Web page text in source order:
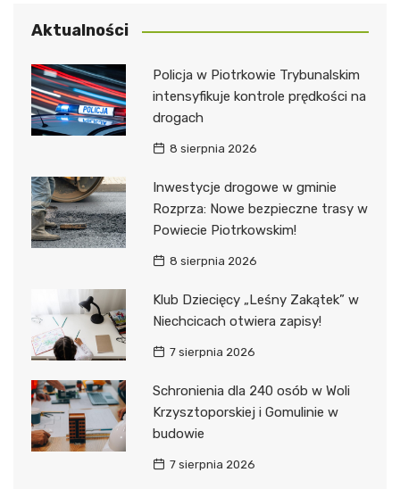
Aktualności
Policja w Piotrkowie Trybunalskim
intensyfikuje kontrole prędkości na
drogach
8 sierpnia 2026
Inwestycje drogowe w gminie
Rozprza: Nowe bezpieczne trasy w
Powiecie Piotrkowskim!
8 sierpnia 2026
Klub Dziecięcy „Leśny Zakątek” w
Niechcicach otwiera zapisy!
7 sierpnia 2026
Schronienia dla 240 osób w Woli
Krzysztoporskiej i Gomulinie w
budowie
7 sierpnia 2026